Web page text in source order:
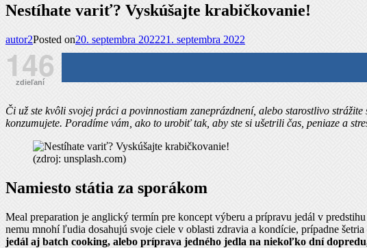
Nestíhate variť? Vyskúšajte krabičkovanie!
autor2Posted on20. septembra 202221. septembra 2022
146
zdieľaní
Či už ste kvôli svojej práci a povinnostiam zaneprázdnení, alebo starostlivo
konzumujete. Poradíme vám, ako to urobiť tak, aby ste si ušetrili čas, peniaze a
(zdroj: unsplash.com)
Namiesto státia za sporákom
Meal preparation je anglický termín pre koncept výberu a prípravu jedál v
nemu mnohí ľudia dosahujú svoje ciele v oblasti zdravia a kondície, prípadne
jedál aj batch cooking, alebo príprava jedného jedla na niekoľko dní